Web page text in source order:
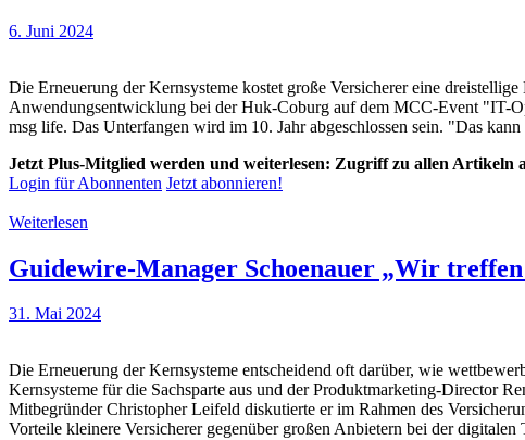
6. Juni 2024
Die Erneuerung der Kernsysteme kostet große Versicherer eine
Anwendungsentwicklung bei der Huk-Coburg auf dem MCC-Event "IT-
msg life. Das Unterfangen wird im 10. Jahr abgeschlossen sein. "Das
Jetzt Plus-Mitglied werden und weiterlesen: Zugriff zu allen Artikeln
Login für Abonnenten Jetzt abonnieren!
Weiterlesen
Guidewire-Manager Schoenauer „Wir
31. Mai 2024
Die Erneuerung der Kernsysteme entscheidend oft darüber, wie
Kernsysteme für die Sachsparte aus und der Produktmarketing-Director
Mitbegründer Christopher Leifeld diskutierte er im Rahmen des
Vorteile kleinere Versicherer gegenüber großen Anbietern bei der digitalen